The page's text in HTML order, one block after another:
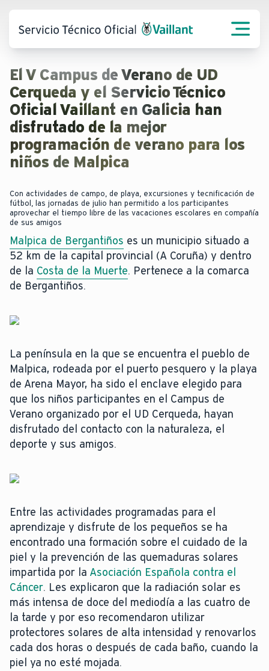
El V Campus de Verano de UD
Cerqueda y el Servicio Técnico
Oficial Vaillant en Galicia han
disfrutado de la mejor
programación de verano para los
niños de Malpica
Con actividades de campo, de playa, excursiones y tecnificación de
fútbol, las jornadas de julio han permitido a los participantes
aprovechar el tiempo libre de las vacaciones escolares en compañía
de sus amigos
Malpica de Bergantiños es un municipio situado a
52 km de la capital provincial (A Coruña) y dentro
de la Costa de la Muerte. Pertenece a la comarca
de Bergantiños.
La península en la que se encuentra el pueblo de
Malpica, rodeada por el puerto pesquero y la playa
de Arena Mayor, ha sido el enclave elegido para
que los niños participantes en el Campus de
Verano organizado por el UD Cerqueda, hayan
disfrutado del contacto con la naturaleza, el
deporte y sus amigos.
Entre las actividades programadas para el
aprendizaje y disfrute de los pequeños se ha
encontrado una formación sobre el cuidado de la
piel y la prevención de las quemaduras solares
impartida por la Asociación Española contra el
Cáncer. Les explicaron que la radiación solar es
más intensa de doce del mediodía a las cuatro de
la tarde y por eso recomendaron utilizar
protectores solares de alta intensidad y renovarlos
cada dos horas o después de cada baño, cuando la
piel ya no esté mojada.